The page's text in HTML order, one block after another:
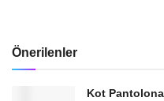
Önerilenler
Kot